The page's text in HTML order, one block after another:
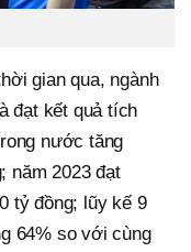
gian qua, ngành
đạt kết quả tích
nước tăng
năm 2023 đạt
tỷ đồng; lũy kế 9
64% so với cùng